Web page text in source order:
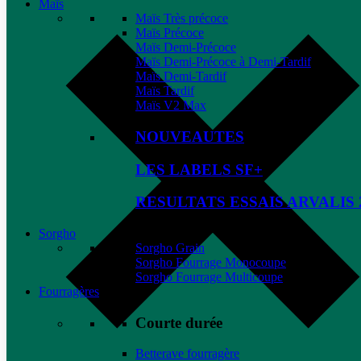
Maïs
Maïs Très précoce
Maïs Précoce
Maïs Demi-Précoce
Maïs Demi-Précoce à Demi-Tardif
Maïs Demi-Tardif
Maïs Tardif
Maïs V2 Max
NOUVEAUTES
LES LABELS SF+
RESULTATS ESSAIS ARVALIS
Sorgho
Sorgho Grain
Sorgho Fourrage Monocoupe
Sorgho Fourrage Multicoupe
Fourragères
Courte durée
Betterave fourragère